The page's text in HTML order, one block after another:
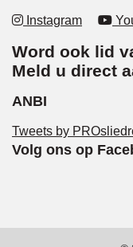
Instagram
Word ook lid
Meld u direct
ANBI
Tweets by
Volg ons op